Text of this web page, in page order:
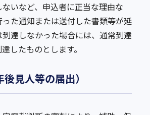
いなど、申込者に正当な理由な
った通知または送付した書類等が延
達しなかった場合には、通常到達
したものとします。
見人等の届出）